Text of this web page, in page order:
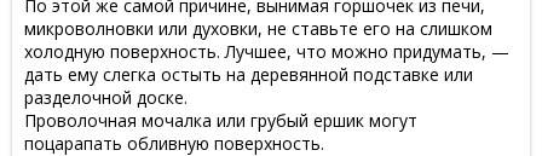
По этой же самой причине, вынимая горшочек из печи,
микроволновки или духовки, не ставьте его на слишком
холодную поверхность. Лучшее, что можно придумать, —
дать ему слегка остыть на деревянной подставке или
разделочной доске.
Проволочная мочалка или грубый ершик могут
поцарапать обливную поверхность.